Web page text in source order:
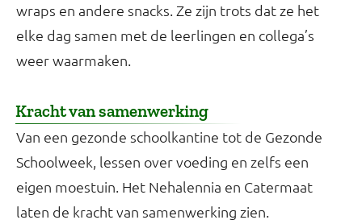
wraps en andere snacks. Ze zijn trots dat ze het
elke dag samen met de leerlingen en collega’s
weer waarmaken.
Kracht van samenwerking
Van een gezonde schoolkantine tot de Gezonde
Schoolweek, lessen over voeding en zelfs een
eigen moestuin. Het Nehalennia en Catermaat
laten de kracht van samenwerking zien.